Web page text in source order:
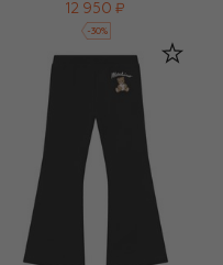
12 950 ₽
-30%